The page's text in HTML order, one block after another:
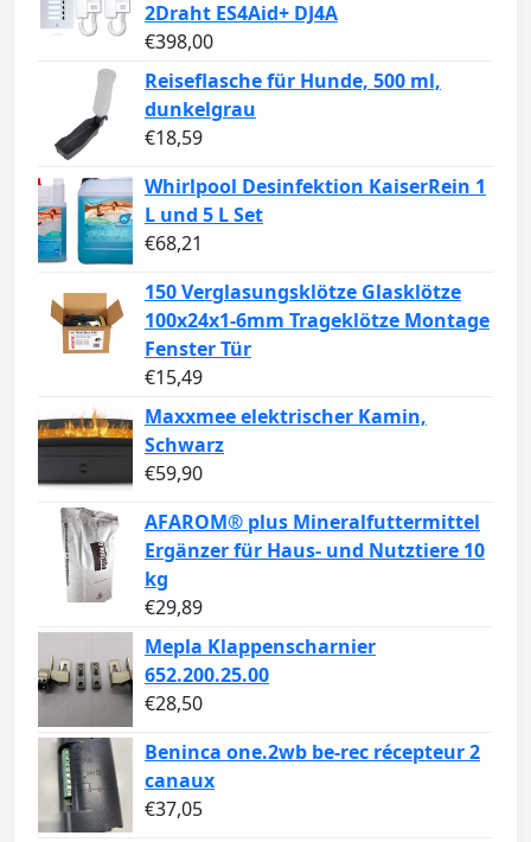
2Draht ES4Aid+ DJ4A
€398,00
Reiseflasche für Hunde, 500 ml,
dunkelgrau
€18,59
Whirlpool Desinfektion KaiserRein 1
L und 5 L Set
€68,21
150 Verglasungsklötze Glasklötze
100x24x1-6mm Trageklötze Montage
Fenster Tür
€15,49
Maxxmee elektrischer Kamin,
Schwarz
€59,90
AFAROM® plus Mineralfuttermittel
Ergänzer für Haus- und Nutztiere 10
kg
€29,89
Mepla Klappenscharnier
652.200.25.00
€28,50
Beninca one.2wb be-rec récepteur 2
canaux
€37,05